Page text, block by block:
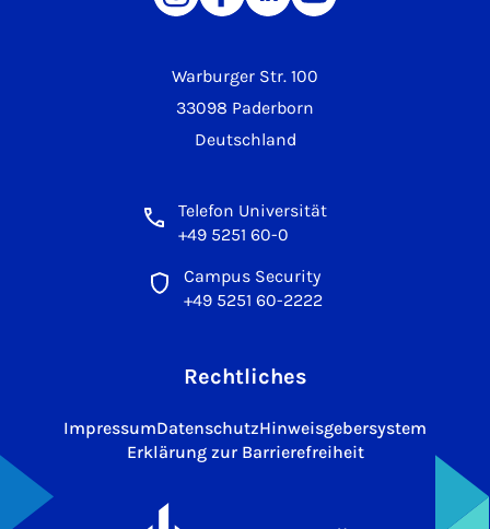
Warburger Str. 100
33098 Paderborn
Deutschland
Telefon Universität
+49 5251 60-0
Campus Security
+49 5251 60-2222
Rechtliches
ImpressumDatenschutzHinweisgebersystem
Erklärung zur Barrierefreiheit